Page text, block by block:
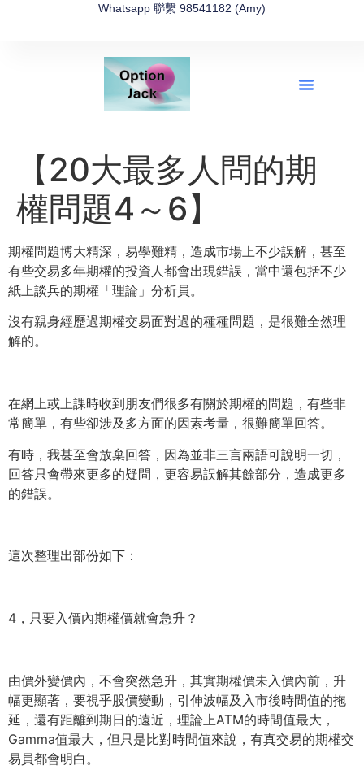
Whatsapp 聯繫 98541182 (Amy)
【20大最多人問的期
權問題4～6】
期權問題博大精深，易學難精，造成市場上不少誤解， 甚至
有些交易多年期權的投資人都會出現錯誤， 當中還包括不少
紙上談兵的期權「理論」分析員。
沒有親身經歷過期權交易面對過的種種問題，是很難全然理
解的。
在網上或上課時收到朋友們很多有關於期權的問題，有些非
常簡單， 有些卻涉及多方面的因素考量，很難簡單回答。
有時，我甚至會放棄回答，因為並非三言兩語可說明一切，
回答只會帶來更多的疑問，更容易誤解其餘部分，造成更多
的錯誤。
這次整理出部份如下：
4，只要入價內期權價就會急升？
由價外變價內，不會突然急升，其實期權價未入價內前， 升
幅更顯著，要視乎股價變動，引伸波幅及入市後時間值的拖
延， 還有距離到期日的遠近，理論上ATM的時間值最大，
Gamma值最大，但只是比對時間值來說， 有真交易的期權交
易員都會明白。